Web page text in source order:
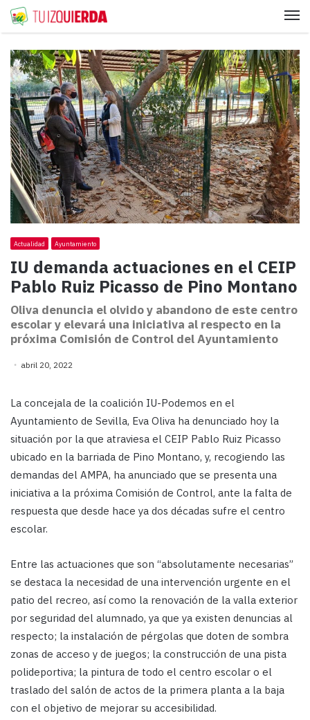
Actualidad Ayuntamiento
IU demanda actuaciones en el CEIP
Pablo Ruiz Picasso de Pino Montano
Oliva denuncia el olvido y abandono de este centro
escolar y elevará una iniciativa al respecto en la
próxima Comisión de Control del Ayuntamiento
abril 20, 2022
La concejala de la coalición IU-Podemos en el
Ayuntamiento de Sevilla, Eva Oliva ha denunciado hoy la
situación por la que atraviesa el CEIP Pablo Ruiz Picasso
ubicado en la barriada de Pino Montano, y, recogiendo las
demandas del AMPA, ha anunciado que se presenta una
iniciativa a la próxima Comisión de Control, ante la falta de
respuesta que desde hace ya dos décadas sufre el centro
escolar.
Entre las actuaciones que son “absolutamente necesarias”
se destaca la necesidad de una intervención urgente en el
patio del recreo, así como la renovación de la valla exterior
por seguridad del alumnado, ya que ya existen denuncias al
respecto; la instalación de pérgolas que doten de sombra
zonas de acceso y de juegos; la construcción de una pista
polideportiva; la pintura de todo el centro escolar o el
traslado del salón de actos de la primera planta a la baja
con el objetivo de mejorar su accesibilidad.